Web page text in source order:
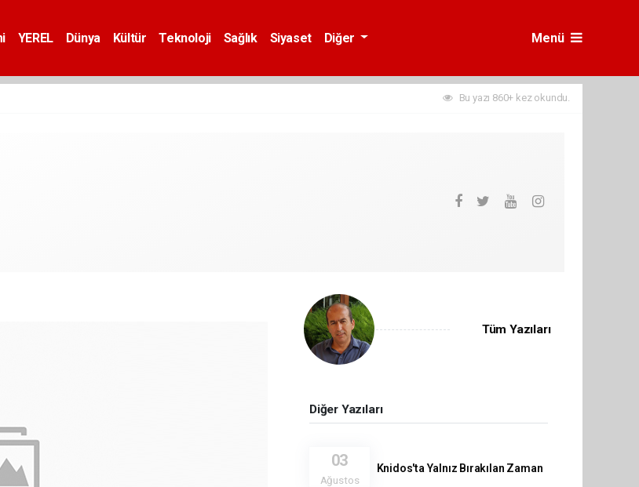
YEREL Dünya Kültür Teknoloji Sağlık Siyaset Diğer Menü
Bu yazı 860+ kez okundu.
Tüm Yazıları
Diğer Yazıları
03
Ağustos
Knidos'ta Yalnız Bırakılan Zaman